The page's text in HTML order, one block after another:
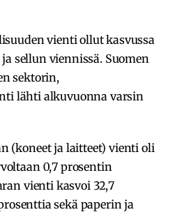
vienti ollut kasvussa
sellun viennissä. Suomen
sektorin,
lähti alkuvuonna varsin
(koneet ja laitteet) vienti oli
0,7 prosentin
vienti kasvoi 32,7
sekä paperin ja